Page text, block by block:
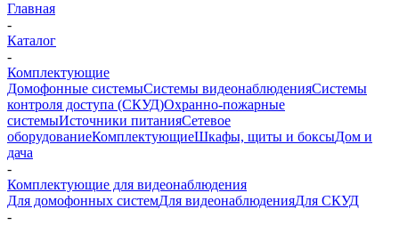
Главная
-
Каталог
-
Комплектующие
Домофонные системыСистемы видеонаблюденияСистемы
контроля доступа (СКУД)Охранно-пожарные
системыИсточники питанияСетевое
оборудованиеКомплектующиеШкафы, щиты и боксыДом и
дача
-
Комплектующие для видеонаблюдения
Для домофонных системДля видеонаблюденияДля СКУД
-